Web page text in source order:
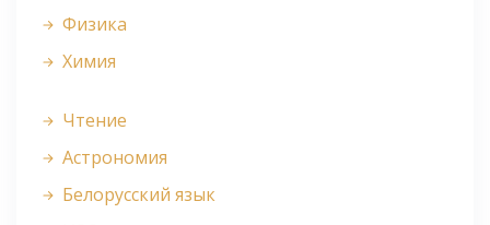
Физика
Химия
Чтение
Астрономия
Белорусский язык